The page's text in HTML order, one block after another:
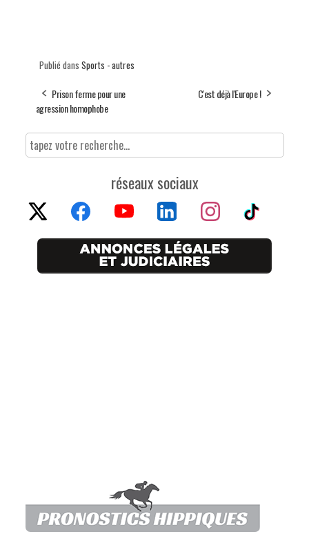
Publié dans Sports - autres
Prison ferme pour une
agression homophobe
C'est déjà l'Europe !
réseaux sociaux